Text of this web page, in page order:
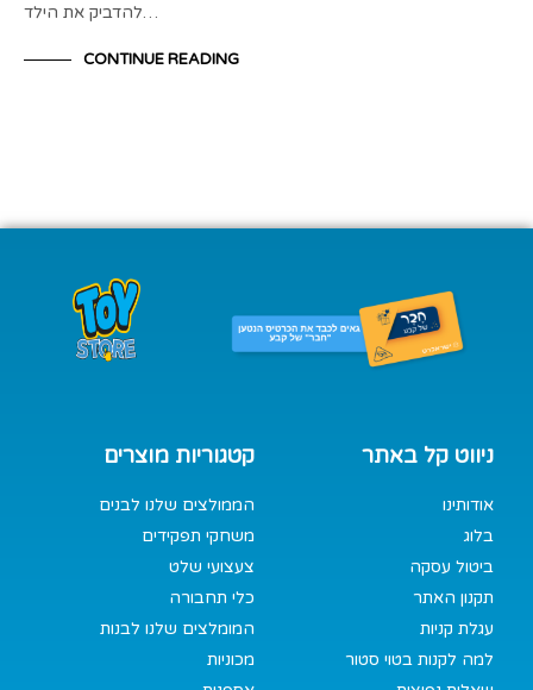
להדביק את הילד…
CONTINUE READING
קטגוריות מוצרים
הממולצים שלנו לבנים
משחקי תפקידים
צעצועי שלט
כלי תחבורה
המומלצים שלנו לבנות
מכוניות
ניווט קל באתר
אודותינו
בלוג
ביטול עסקה
תקנון האתר
עגלת קניות
למה לקנות בטוי סטור